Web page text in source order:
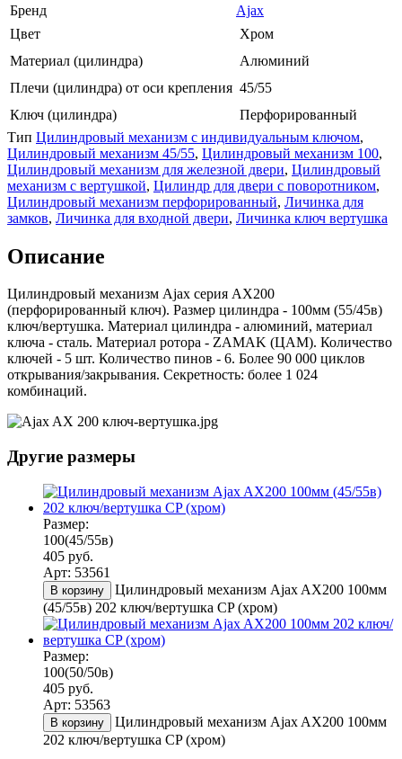
Бренд
Ajax
Цвет
Хром
Материал (цилиндра)
Алюминий
Плечи (цилиндра) от оси крепления 45/55
Ключ (цилиндра)
Перфорированный
Тип Цилиндровый механизм с индивидуальным ключом,
Цилиндровый механизм 45/55, Цилиндровый механизм 100,
Цилиндровый механизм для железной двери, Цилиндровый
механизм с вертушкой, Цилиндр для двери с поворотником,
Цилиндровый механизм перфорированный, Личинка для
замков, Личинка для входной двери, Личинка ключ вертушка
Описание
Цилиндровый механизм Ajax серия AX200
(перфорированный ключ). Размер цилиндра - 100мм (55/45в)
ключ/вертушка. Материал цилиндра - алюминий, материал
ключа - сталь. Материал ротора - ZAMAK (ЦАМ). Количество
ключей - 5 шт. Количество пинов - 6. Более 90 000 циклов
открывания/закрывания. Секретность: более 1 024
комбинаций.
Другие размеры
Размер:
100(45/55в)
405 руб.
Арт: 53561
В корзину
Цилиндровый механизм Ajax AX200 100мм
(45/55в) 202 ключ/вертушка CP (хром)
Размер:
100(50/50в)
405 руб.
Арт: 53563
В корзину
Цилиндровый механизм Ajax AX200 100мм
202 ключ/вертушка CP (хром)